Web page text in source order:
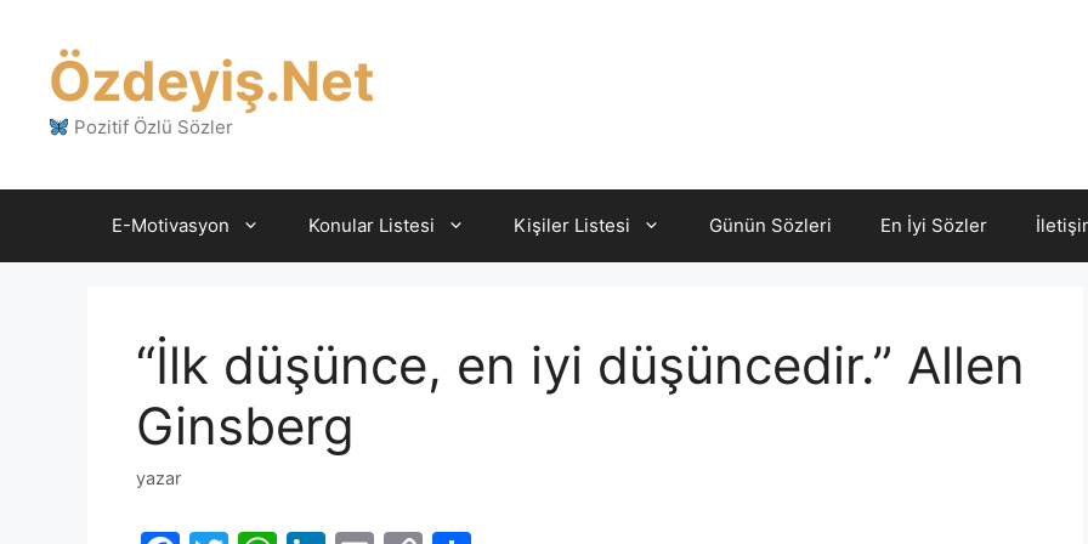
Özdeyiş.Net
Pozitif Özlü Sözler
E-Motivasyon Konular Listesi Kişiler Listesi Günün Sözleri En İyi Sözler
“İlk düşünce, en iyi düşüncedir.” Allen
Ginsberg
yazar